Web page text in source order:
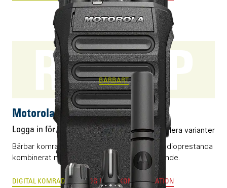
R7 NKP
BÄRBART
Motorola R7 NKP
Logga in för pris Flera varianter
Bärbar komradio (DMR) med klassledande radioprestanda
kombinerat med ett okomplicerat handhavande.
DIGITAL KOMRADIO ANALOG RADIOKOMMUNIKATION